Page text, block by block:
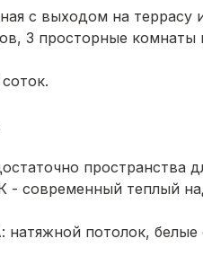
с выходом на террасу
3 просторные комнаты
пространства
современный теплый
потолок, белые